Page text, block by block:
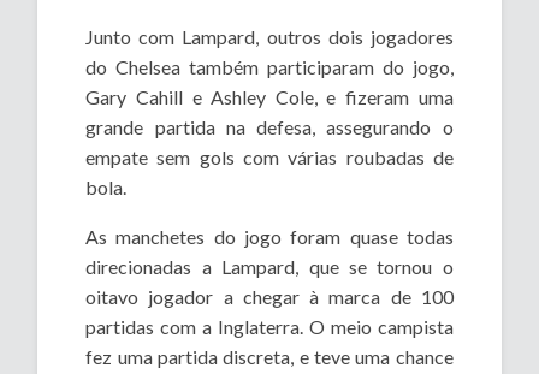
Junto com Lampard, outros dois jogadores
do Chelsea também participaram do jogo,
Gary Cahill e Ashley Cole, e fizeram uma
grande partida na defesa, assegurando o
empate sem gols com várias roubadas de
bola.
As manchetes do jogo foram quase todas
direcionadas a Lampard, que se tornou o
oitavo jogador a chegar à marca de 100
partidas com a Inglaterra. O meio campista
fez uma partida discreta, e teve uma chance